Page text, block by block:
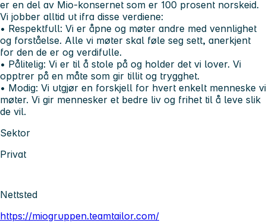
er en del av Mio-konsernet som er 100 prosent norskeid.
Vi jobber alltid ut ifra disse verdiene:
• Respektfull: Vi er åpne og møter andre med vennlighet
og forståelse. Alle vi møter skal føle seg sett, anerkjent
for den de er og verdifulle.
• Pålitelig: Vi er til å stole på og holder det vi lover. Vi
opptrer på en måte som gir tillit og trygghet.
• Modig: Vi utgjør en forskjell for hvert enkelt menneske vi
møter. Vi gir mennesker et bedre liv og frihet til å leve slik
de vil.
Sektor
Privat
Nettsted
https://miogruppen.teamtailor.com/